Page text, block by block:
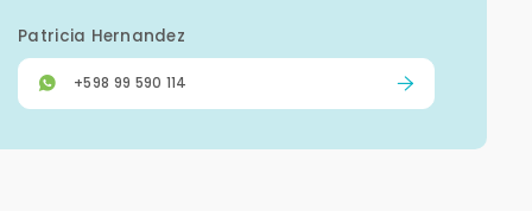
Patricia Hernandez
+598 99 590 114